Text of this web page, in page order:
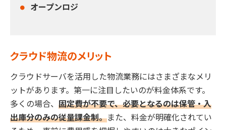
オープンロジ
クラウド物流のメリット
クラウドサーバを活用した物流業務にはさまざまなメリ
ットがあります。第一に注目したいのが料金体系です。
多くの場合、 固定費が不要で、必要となるのは保管・入
出庫分のみの従量課金制。また、料金が明確化されてい